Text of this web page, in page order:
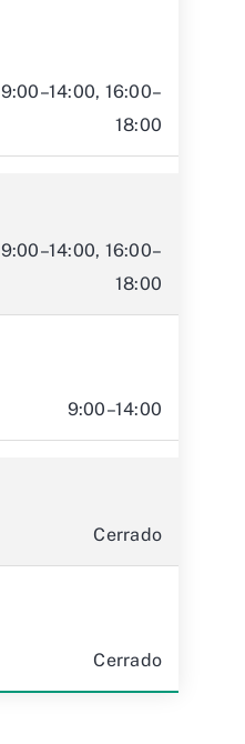
9:00–14:00, 16:00–
18:00
9:00–14:00, 16:00–
18:00
9:00–14:00
Cerrado
Cerrado